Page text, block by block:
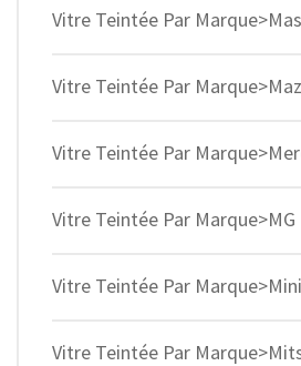
Vitre Teintée Par
Vitre Teintée Par
Vitre Teintée Par
Vitre Teintée Par Marque>MG
Vitre Teintée Par Marque>Mini
Vitre Teintée Par